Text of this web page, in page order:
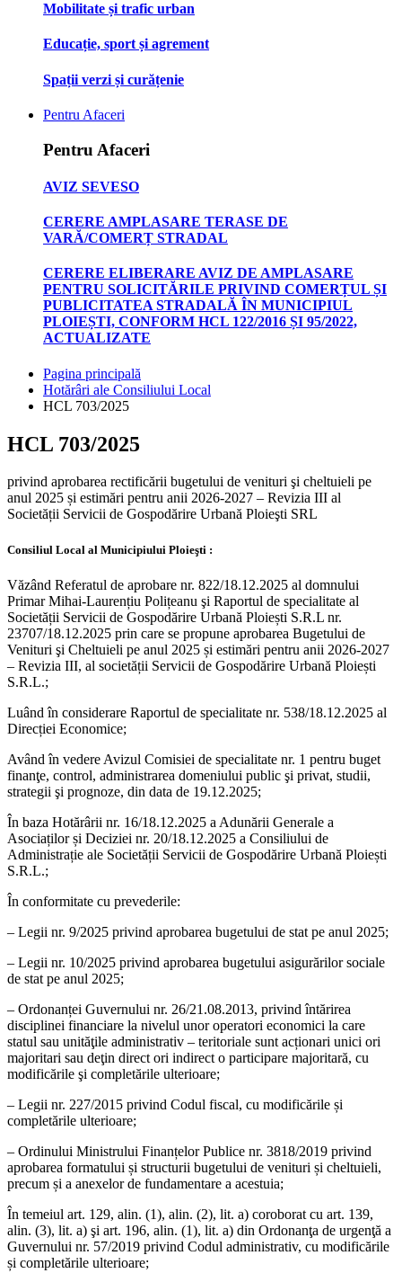
Mobilitate și trafic urban
Educație, sport și agrement
Spații verzi și curățenie
Pentru Afaceri
Pentru Afaceri
AVIZ SEVESO
CERERE AMPLASARE TERASE DE
VARĂ/COMERȚ STRADAL
CERERE ELIBERARE AVIZ DE AMPLASARE
PENTRU SOLICITĂRILE PRIVIND COMERȚUL ȘI
PUBLICITATEA STRADALĂ ÎN MUNICIPIUL
PLOIEȘTI, CONFORM HCL 122/2016 ȘI 95/2022,
ACTUALIZATE
Pagina principală
Hotărâri ale Consiliului Local
HCL 703/2025
HCL 703/2025
privind aprobarea rectificării bugetului de venituri şi cheltuieli pe
anul 2025 și estimări pentru anii 2026-2027 – Revizia III al
Societății Servicii de Gospodărire Urbană Ploieşti SRL
Consiliul Local al Municipiului Ploieşti :
Văzând Referatul de aprobare nr. 822/18.12.2025 al domnului
Primar Mihai-Laurențiu Polițeanu şi Raportul de specialitate al
Societății Servicii de Gospodărire Urbană Ploiești S.R.L nr.
23707/18.12.2025 prin care se propune aprobarea Bugetului de
Venituri şi Cheltuieli pe anul 2025 și estimări pentru anii 2026-2027
– Revizia III, al societății Servicii de Gospodărire Urbană Ploiești
S.R.L.;
Luând în considerare Raportul de specialitate nr. 538/18.12.2025 al
Direcției Economice;
Având în vedere Avizul Comisiei de specialitate nr. 1 pentru buget
finanţe, control, administrarea domeniului public şi privat, studii,
strategii şi prognoze, din data de 19.12.2025;
În baza Hotărârii nr. 16/18.12.2025 a Adunării Generale a
Asociaților și Deciziei nr. 20/18.12.2025 a Consiliului de
Administrație ale Societății Servicii de Gospodărire Urbană Ploiești
S.R.L.;
În conformitate cu prevederile:
– Legii nr. 9/2025 privind aprobarea bugetului de stat pe anul 2025;
– Legii nr. 10/2025 privind aprobarea bugetului asigurărilor sociale
de stat pe anul 2025;
– Ordonanței Guvernului nr. 26/21.08.2013, privind întărirea
disciplinei financiare la nivelul unor operatori economici la care
statul sau unităţile administrativ – teritoriale sunt acționari unici ori
majoritari sau deţin direct ori indirect o participare majoritară, cu
modificările şi completările ulterioare;
– Legii nr. 227/2015 privind Codul fiscal, cu modificările și
completările ulterioare;
– Ordinului Ministrului Finanțelor Publice nr. 3818/2019 privind
aprobarea formatului și structurii bugetului de venituri și cheltuieli,
precum și a anexelor de fundamentare a acestuia;
În temeiul art. 129, alin. (1), alin. (2), lit. a) coroborat cu art. 139,
alin. (3), lit. a) şi art. 196, alin. (1), lit. a) din Ordonanţa de urgenţă a
Guvernului nr. 57/2019 privind Codul administrativ, cu modificările
și completările ulterioare;